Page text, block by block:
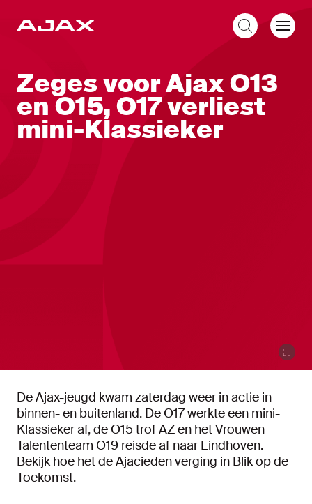
Zeges voor Ajax O13
en O15, O17 verliest
mini-Klassieker
De Ajax-jeugd kwam zaterdag weer in actie in
binnen- en buitenland. De O17 werkte een mini-
Klassieker af, de O15 trof AZ en het Vrouwen
Talententeam O19 reisde af naar Eindhoven.
Bekijk hoe het de Ajacieden verging in Blik op de
Toekomst.